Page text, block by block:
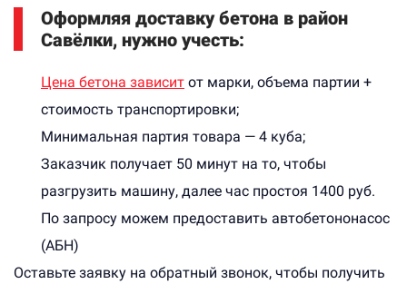
Оформляя доставку бетона в район
Савёлки, нужно учесть:
Цена бетона зависит от марки, объема партии +
стоимость транспортировки;
Минимальная партия товара — 4 куба;
Заказчик получает 50 минут на то, чтобы
разгрузить машину, далее час простоя 1400 руб.
По запросу можем предоставить автобетононасос
(АБН)
Оставьте заявку на обратный звонок, чтобы получить